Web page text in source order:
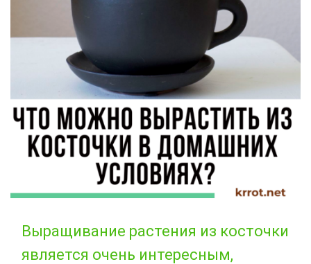
Выращивание растения из косточки
является очень интересным,